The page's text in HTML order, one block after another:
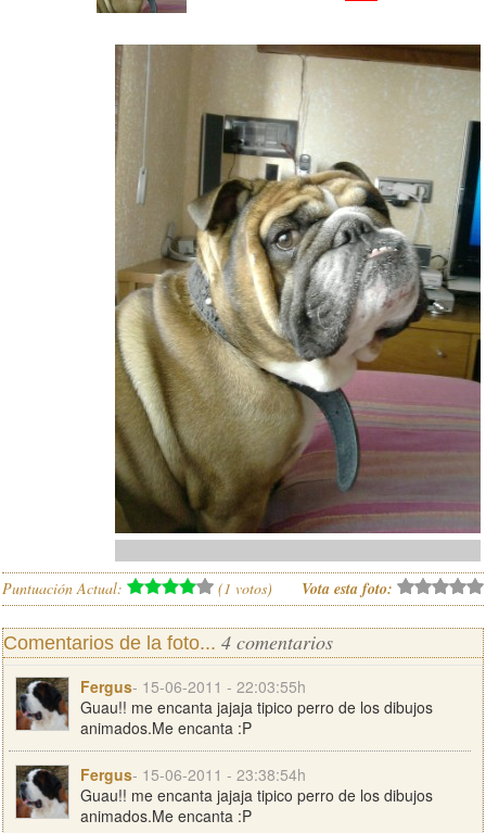
Puntuación Actual: (1 votos) Vota esta foto:
Comentarios de la foto... 4 comentarios
Fergus- 15-06-2011 - 22:03:55h
Guau!! me encanta jajaja tipico perro de los dibujos
animados.Me encanta :P
Fergus- 15-06-2011 - 23:38:54h
Guau!! me encanta jajaja tipico perro de los dibujos
animados.Me encanta :P